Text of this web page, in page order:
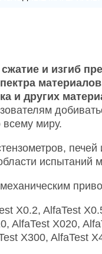
и изгиб
и других
миру.
печей
испытаний
X0.2, AlfaTest
AlfaTest X020,
X300, AlfaTest